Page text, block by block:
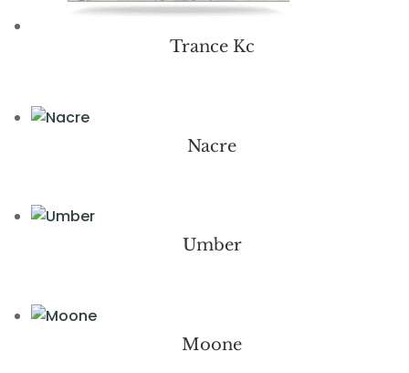
Trance Kc
Nacre
Umber
Moone